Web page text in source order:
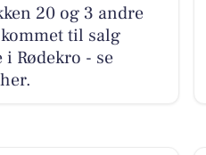
20 og 3 andre
til salg
i Rødekro - se